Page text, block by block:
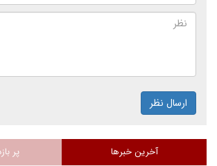
ارسال نظر
آخرین خبرها پر